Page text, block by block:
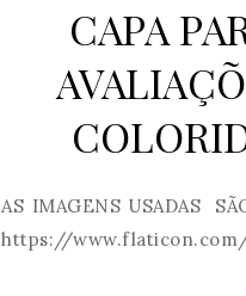
CAPA
AS IMAGENS USADAS
https://